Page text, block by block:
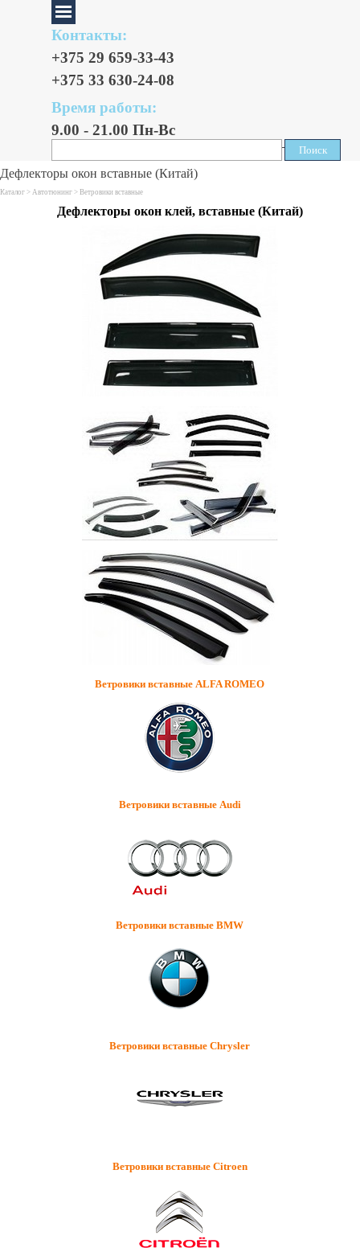
Контакты:
+375 29 659-33-43
+375 33 630-24-08
Время работы:
9.00 - 21.00 Пн-Вс
Поиск
Поиск
Дефлекторы окон вставные (Китай)
Каталог > Автотюнинг > Ветровики вставные
Дефлекторы окон клей, вставные (Китай)
Ветровики вставные ALFA ROMEO
Ветровики вставные Audi
Ветровики вставные BMW
Ветровики вставные Chrysler
Ветровики вставные Citroen